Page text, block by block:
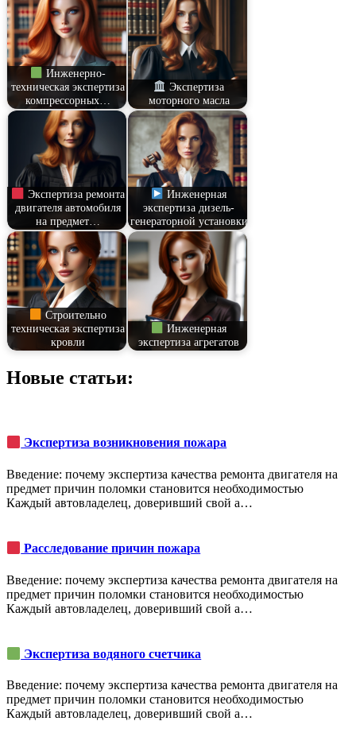
Инженерно-
техническая экспертиза
компрессорных…
Экспертиза
моторного масла
Экспертиза ремонта
двигателя автомобиля
на предмет…
Инженерная
экспертиза дизель-
генераторной установки
Строительно
техническая экспертиза
кровли
Инженерная
экспертиза агрегатов
Новые статьи:
Экспертиза возникновения пожара
Введение: почему экспертиза качества ремонта двигателя на
предмет причин поломки становится необходимостью
Каждый автовладелец, доверивший свой а…
Расследование причин пожара
Введение: почему экспертиза качества ремонта двигателя на
предмет причин поломки становится необходимостью
Каждый автовладелец, доверивший свой а…
Экспертиза водяного счетчика
Введение: почему экспертиза качества ремонта двигателя на
предмет причин поломки становится необходимостью
Каждый автовладелец, доверивший свой а…